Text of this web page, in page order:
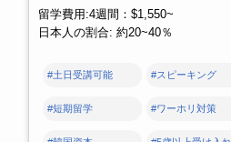
留学費用:4週間：$1,550~
日本人の割合: 約20~40％
#土日受講可能 #スピーキング
#短期留学 #ワーホリ対策